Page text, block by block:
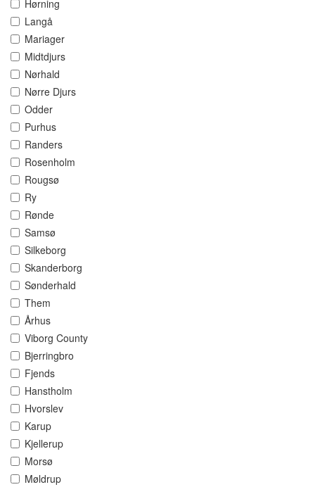
Hørning
Langå
Mariager
Midtdjurs
Nørhald
Nørre Djurs
Odder
Purhus
Randers
Rosenholm
Rougsø
Ry
Rønde
Samsø
Silkeborg
Skanderborg
Sønderhald
Them
Århus
Viborg County
Bjerringbro
Fjends
Hanstholm
Hvorslev
Karup
Kjellerup
Morsø
Møldrup